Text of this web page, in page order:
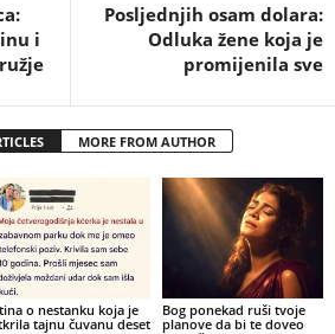
i
Posljednjih osam dolara:
Odluka žene koja je
promijenila sve
MORE FROM AUTHOR
o nestanku koja je
tajnu čuvanu deset
Bog ponekad ruši tvoje
planove da bi te doveo